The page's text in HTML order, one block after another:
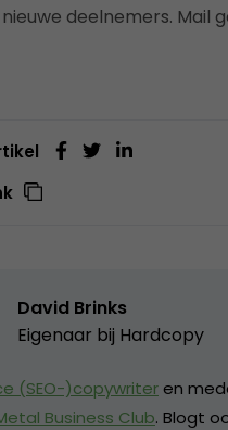
deelnemers. Mail
David Brinks
Eigenaar bij Hardcopy
(SEO-)copywriter en
Business Club. Blogt